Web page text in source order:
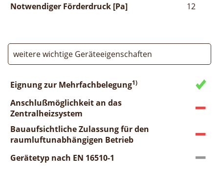
Notwendiger Förderdruck [Pa]
12
weitere wichtige Geräteeigenschaften
Eignung zur Mehrfachbelegung1)
Anschlußmöglichkeit an das
Zentralheizsystem
Bauaufsichtliche Zulassung für den
raumluftunabhängigen Betrieb
Gerätetyp nach EN 16510-1